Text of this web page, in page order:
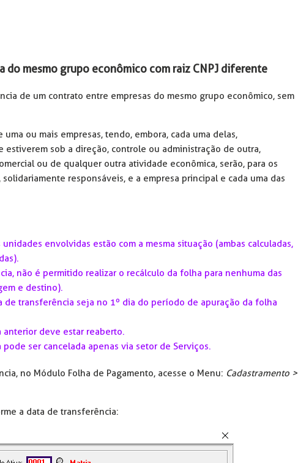
do mesmo grupo econômico com raiz CNPJ diferente
de um contrato entre empresas do mesmo grupo econômico, sem
ou mais empresas, tendo, embora, cada uma delas,
sob a direção, controle ou administração de outra,
ou de qualquer outra atividade econômica, serão, para os
responsáveis, e a empresa principal e cada uma das
envolvidas estão com a mesma situação (ambas calculadas,
não é permitido realizar o recálculo da folha para nenhuma das
e destino).
de transferência seja no 1º dia do período de apuração da folha
anterior deve estar reaberto.
ser cancelada apenas via setor de Serviços.
no Módulo Folha de Pagamento, acesse o Menu: Cadastramento >
a data de transferência: